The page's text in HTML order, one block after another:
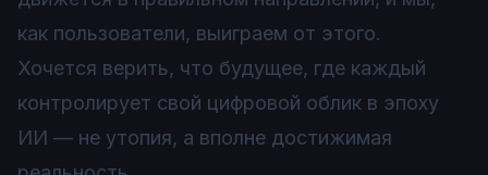
как пользователи, выиграем от этого.
Хочется верить, что будущее, где каждый
контролирует свой цифровой облик в эпоху
ИИ — не утопия, а вполне достижимая